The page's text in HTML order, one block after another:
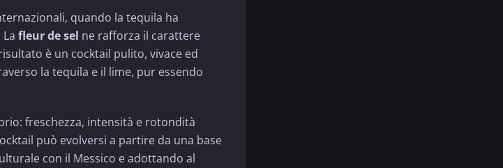
quando la tequila ha
fleur de sel ne rafforza il carattere
è un cocktail pulito, vivace ed
la tequila e il lime, pur essendo
freschezza, intensità e rotondità
può evolversi a partire da una base
con il Messico e adottando al